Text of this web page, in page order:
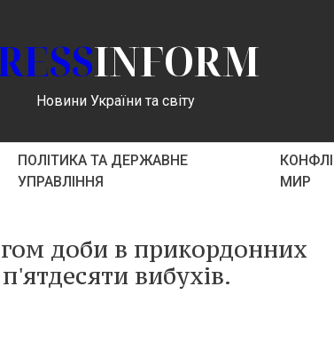
INFORM
Новини України та світу
ПОЛІТИКА ТА ДЕРЖАВНЕ
УПРАВЛІННЯ
МИР
доби в прикордонних
вибухів.